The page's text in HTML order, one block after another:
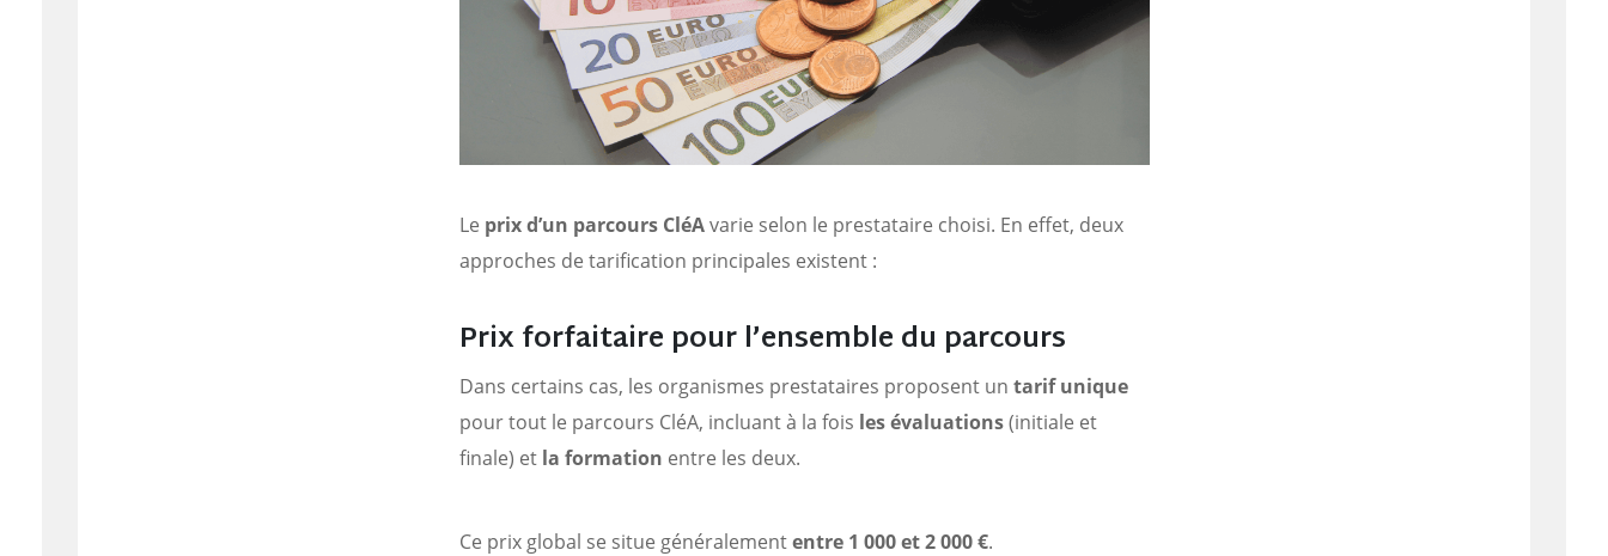
Le prix d’un parcours CléAvarie selon le prestataire choisi. En effet, deux
approches de tarification principales existent :
Prix forfaitaire pour l’ensemble du parcours
Dans certains cas, les organismes prestataires proposent un tarif unique
pour tout le parcours CléA, incluant à la fois les évaluations(initiale et
finale) etla formation entre les deux.
Ce prix global se situe généralemententre 1 000 et 2 000 €.